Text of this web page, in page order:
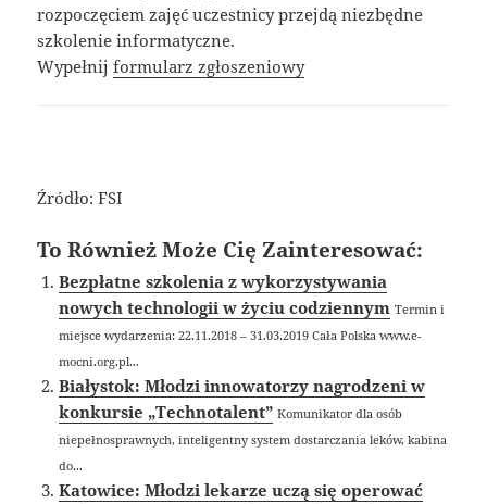
rozpoczęciem zajęć uczestnicy przejdą niezbędne
szkolenie informatyczne.
Wypełnijformularz zgłoszeniowy
Źródło: FSI
To Również Może Cię Zainteresować:
Bezpłatne szkolenia z wykorzystywania
nowych technologii w życiu codziennym Termin i
miejsce wydarzenia: 22.11.2018 – 31.03.2019 Cała Polska www.e-
mocni.org.pl...
Białystok: Młodzi innowatorzy nagrodzeni w
konkursie „Technotalent” Komunikator dla osób
niepełnosprawnych, inteligentny system dostarczania leków, kabina
do...
Katowice: Młodzi lekarze uczą się operować